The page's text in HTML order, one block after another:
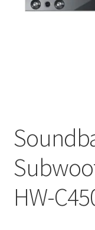
Услови за
HW-